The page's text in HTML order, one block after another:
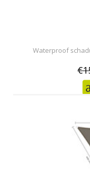
Waterproof